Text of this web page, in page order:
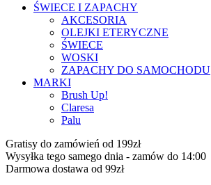
ŚWIECE I ZAPACHY
AKCESORIA
OLEJKI ETERYCZNE
ŚWIECE
WOSKI
ZAPACHY DO SAMOCHODU
MARKI
Brush Up!
Claresa
Palu
Gratisy do zamówień od 199zł
Wysyłka tego samego dnia - zamów do 14:00
Darmowa dostawa od 99zł